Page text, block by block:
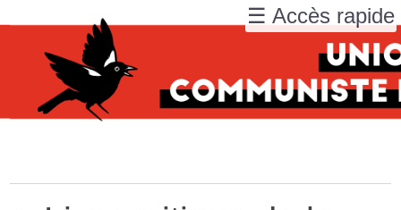
☰ Accès rapide